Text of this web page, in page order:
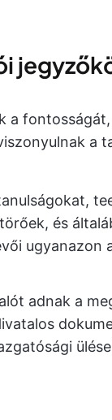
a
a
és
ugyanazon
adnak a